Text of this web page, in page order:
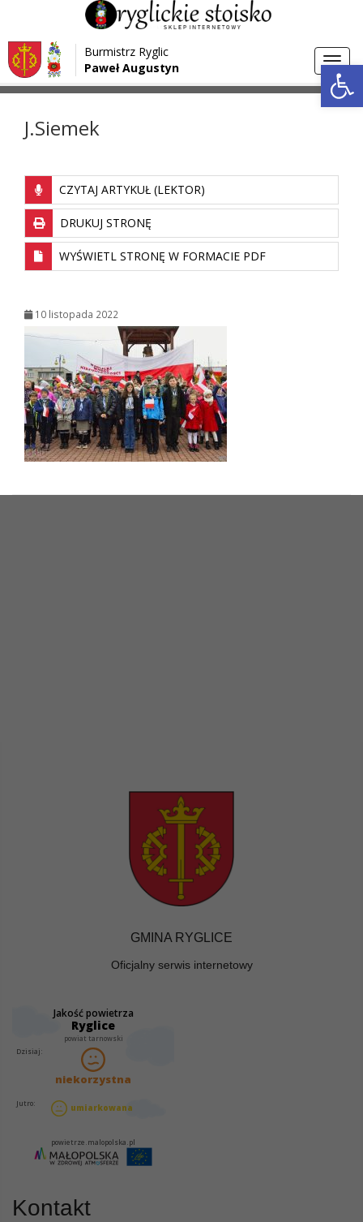
Przejdź do menu
Przejdź do głównej treści strony
Przejdź do stopki strony
Burmistrz Ryglic
Paweł Augustyn
Strona główna > Media >
J.Siemek
CZYTAJ ARTYKUŁ (LEKTOR)
DRUKUJ STRONĘ
WYŚWIETL STRONĘ W FORMACIE PDF
10 listopada 2022
GMINA RYGLICE
Oficjalny serwis internetowy
Kontakt